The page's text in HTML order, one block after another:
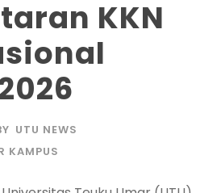
KKN
UTU NEWS
KAMPUS